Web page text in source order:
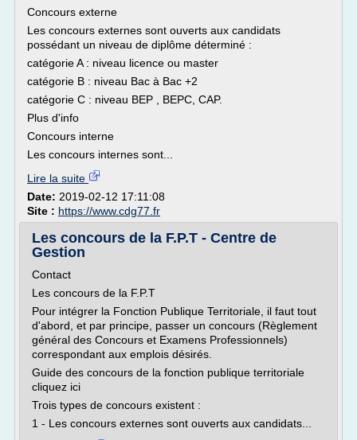
Concours externe
Les concours externes sont ouverts aux candidats
possédant un niveau de diplôme déterminé :
catégorie A : niveau licence ou master
catégorie B : niveau Bac à Bac +2
catégorie C : niveau BEP , BEPC, CAP.
Plus d'info
Concours interne
Les concours internes sont...
Lire la suite
Date: 2019-02-12 17:11:08
Site : https://www.cdg77.fr
Les concours de la F.P.T - Centre de
Gestion
Contact
Les concours de la F.P.T
Pour intégrer la Fonction Publique Territoriale, il faut tout
d'abord, et par principe, passer un concours (Règlement
général des Concours et Examens Professionnels)
correspondant aux emplois désirés.
Guide des concours de la fonction publique territoriale
cliquez ici
Trois types de concours existent :
1 - Les concours externes sont ouverts aux candidats...